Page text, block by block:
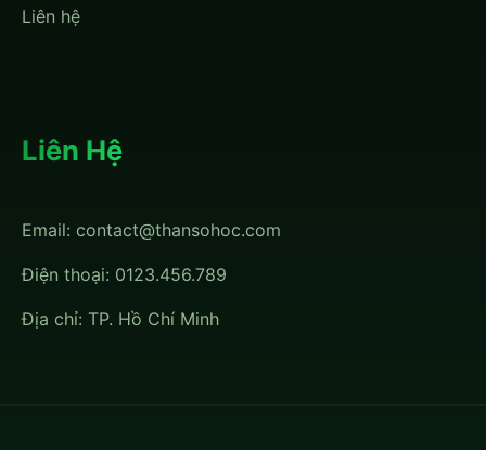
Liên hệ
Liên Hệ
Email: contact@thansohoc.com
Điện thoại: 0123.456.789
Địa chỉ: TP. Hồ Chí Minh